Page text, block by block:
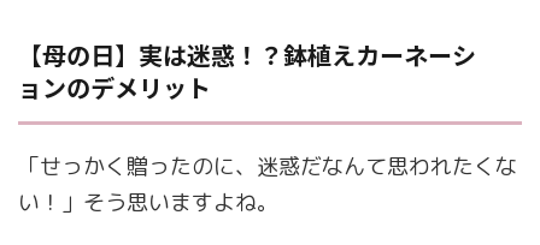
【母の日】実は迷惑！？鉢植えカーネーシ
ョンのデメリット
「せっかく贈ったのに、迷惑だなんて思われたくな
い！」そう思いますよね。